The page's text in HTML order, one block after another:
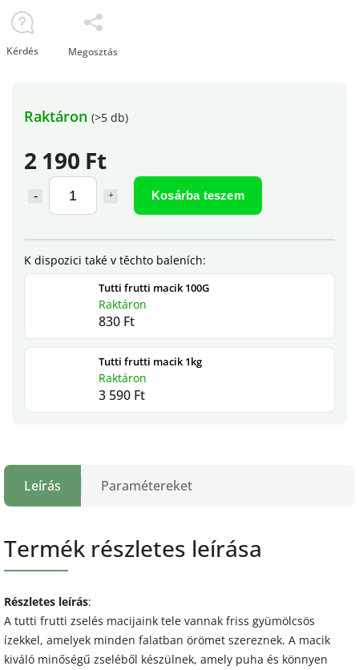
2 190 Ft
Kosárba teszem
Tutti frutti macik 100G
Raktáron
830 Ft
Tutti frutti macik 1kg
Raktáron
3 590 Ft
Raktáron (>5 db)
Kérdés Megosztás
Leírás Paramétereket
Termék részletes leírása
Részletes leírás:
A tutti frutti zselés macijaink tele vannak friss gyümölcsös
ízekkel, amelyek minden falatban örömet szereznek. A macik
kiváló minőségű zseléből készülnek, amely puha és könnyen